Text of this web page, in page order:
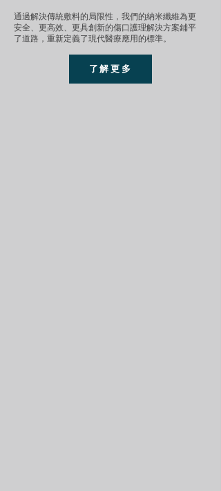
通過解決傳統敷料的局限性，我們的納米纖維為更
安全、更高效、更具創新的傷口護理解決方案鋪平
了道路，重新定義了現代醫療應用的標準。
了解更多